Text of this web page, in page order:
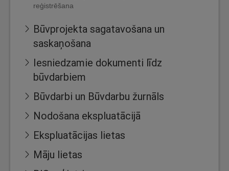
reģistrēšana
Būvprojekta sagatavošana un
saskaņošana
Iesniedzamie dokumenti līdz
būvdarbiem
Būvdarbi un Būvdarbu žurnāls
Nodošana ekspluatācijā
Ekspluatācijas lietas
Māju lietas